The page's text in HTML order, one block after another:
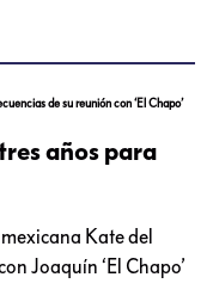
de su reunión con ‘El Chapo’
años para
Kate del
Joaquín ‘El Chapo’